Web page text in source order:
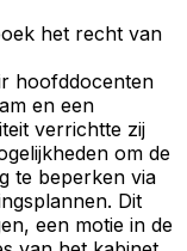
het recht van
hoofddocenten
en een
verrichtte zij
om de
te beperken via
Dit
een motie in de